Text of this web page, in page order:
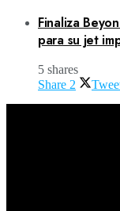
Finaliza
para su jet
5 shares
Share 2